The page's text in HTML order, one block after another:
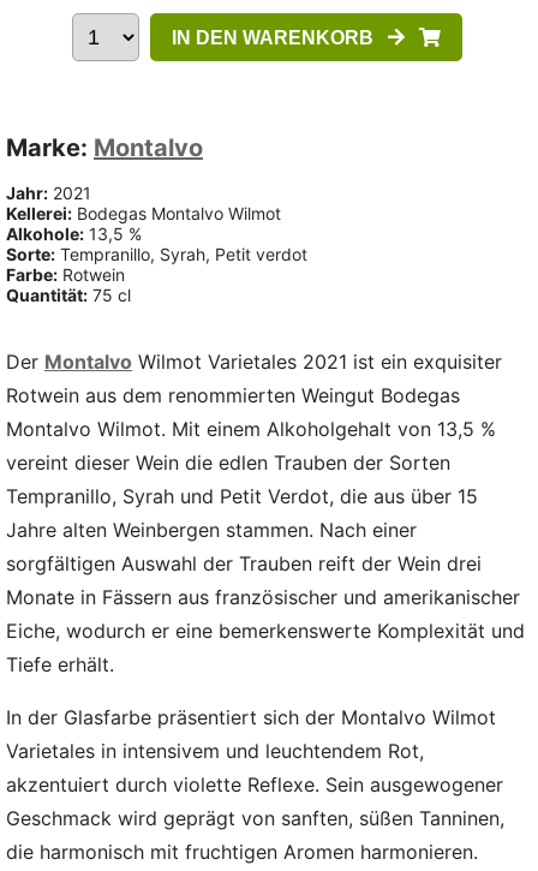
IN DEN WARENKORB
Marke: Montalvo
Jahr: 2021
Kellerei: Bodegas Montalvo Wilmot
Alkohole: 13,5 %
Sorte: Tempranillo, Syrah, Petit verdot
Farbe: Rotwein
Quantität: 75 cl
Der Montalvo Wilmot Varietales 2021 ist ein exquisiter
Rotwein aus dem renommierten Weingut Bodegas
Montalvo Wilmot. Mit einem Alkoholgehalt von 13,5 %
vereint dieser Wein die edlen Trauben der Sorten
Tempranillo, Syrah und Petit Verdot, die aus über 15
Jahre alten Weinbergen stammen. Nach einer
sorgfältigen Auswahl der Trauben reift der Wein drei
Monate in Fässern aus französischer und amerikanischer
Eiche, wodurch er eine bemerkenswerte Komplexität und
Tiefe erhält.
In der Glasfarbe präsentiert sich der Montalvo Wilmot
Varietales in intensivem und leuchtendem Rot,
akzentuiert durch violette Reflexe. Sein ausgewogener
Geschmack wird geprägt von sanften, süßen Tanninen,
die harmonisch mit fruchtigen Aromen harmonieren.